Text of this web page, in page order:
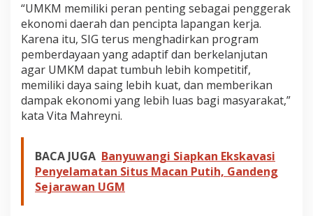
r
j
“UMKM memiliki peran penting sebagai penggerak
ekonomi daerah dan pencipta lapangan kerja.
Karena itu, SIG terus menghadirkan program
pemberdayaan yang adaptif dan berkelanjutan
agar UMKM dapat tumbuh lebih kompetitif,
memiliki daya saing lebih kuat, dan memberikan
dampak ekonomi yang lebih luas bagi masyarakat,”
kata Vita Mahreyni.
BACA JUGA Banyuwangi Siapkan Ekskavasi
Penyelamatan Situs Macan Putih, Gandeng
Sejarawan UGM